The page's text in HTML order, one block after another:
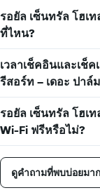
ราคา
เฉลี่ย
ของ
ห้อง
พัก
ที่
เข้า
พัก
แผนภูมิ
มี
แกน
X
1
แกน
แสดง
จำนวน
วัน
ก่อน
การ
รอยัล เซ็นทรัล โฮเ
ที่ไหน?
เวลาเช็คอินและเช็
รีสอร์ท – เดอะ ปาล์
รอยัล เซ็นทรัล โฮเ
Wi-Fi ฟรีหรือไม่?
ดูคำถามที่พบบ่อยมา